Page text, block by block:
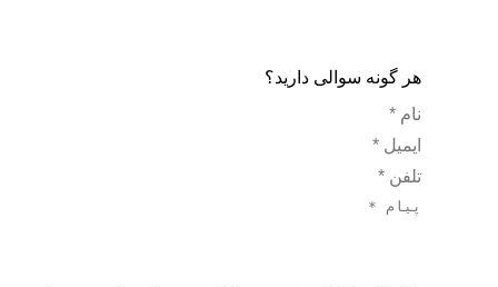
هر گونه سوالی دارید؟
نام *
ایمیل *
تلفن *
پیام *